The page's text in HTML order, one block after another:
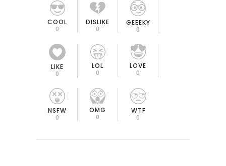
COOL
0
DISLIKE
0
GEEEKY
0
LIKE
0
LOL
0
LOVE
0
NSFW
0
OMG
0
WTF
0